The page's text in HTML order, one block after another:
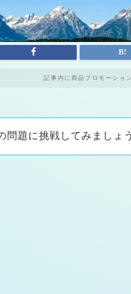
記事内に商品プロモーショ
問題に挑戦してみましょう